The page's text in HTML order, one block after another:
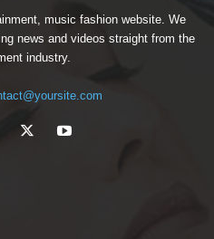
music fashion website. We
news and videos straight from the
industry.